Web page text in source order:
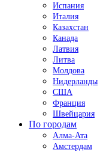
Испания
Италия
Казахстан
Канада
Латвия
Литва
Молдова
Нидерланды
США
Франция
Швейцария
По городам
Алма-Ата
Амстердам